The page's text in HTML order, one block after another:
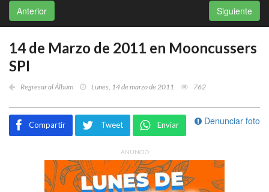
Anterior Siguiente
14 de Marzo de 2011 en Mooncussers
SPI
Regresar al Álbum Lunes, 14 de marzo de 2011 762
Denunciar foto
Compartir Tweet Enviar
ANUNCIO